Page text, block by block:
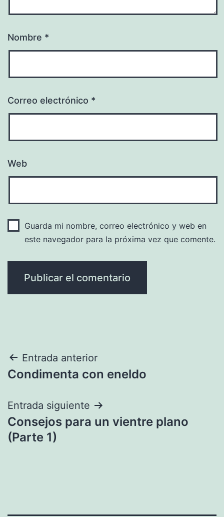
Nombre *
Correo electrónico *
Web
Guarda mi nombre, correo electrónico y web en
este navegador para la próxima vez que comente.
Navegación
de
entradas
Entrada anterior
Condimenta con eneldo
Entrada siguiente
Consejos para un vientre plano
(Parte 1)